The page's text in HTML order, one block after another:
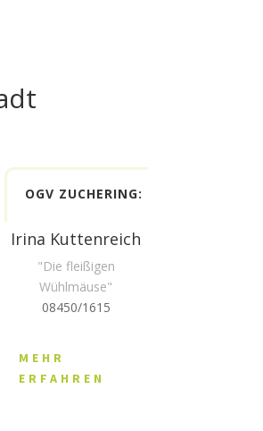
OGV ZUCHERING:
Irina Kuttenreich
"Die fleißigen
Wühlmäuse"
08450/1615
MEHR
ERFAHREN